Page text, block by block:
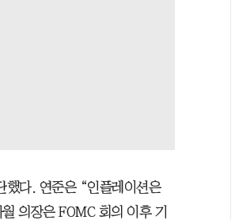
했다. 연준은 “인플레이션은
의장은 FOMC 회의 이후 기